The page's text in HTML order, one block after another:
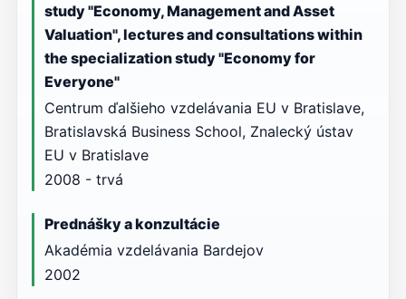
study "Economy, Management and Asset
Valuation", lectures and consultations within
the specialization study "Economy for
Everyone"
Centrum ďalšieho vzdelávania EU v Bratislave,
Bratislavská Business School, Znalecký ústav
EU v Bratislave
2008 - trvá
Prednášky a konzultácie
Akadémia vzdelávania Bardejov
2002